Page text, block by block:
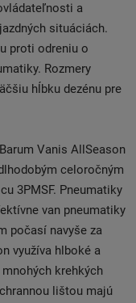
a
situáciách.
proti odreniu o
Rozmery
hĺbku dezénu pre
Vanis AllSeason
celoročným
3PMSF. Pneumatiky
van pneumatiky
počasí navyše za
využíva hlboké a
krehkých
lištou majú